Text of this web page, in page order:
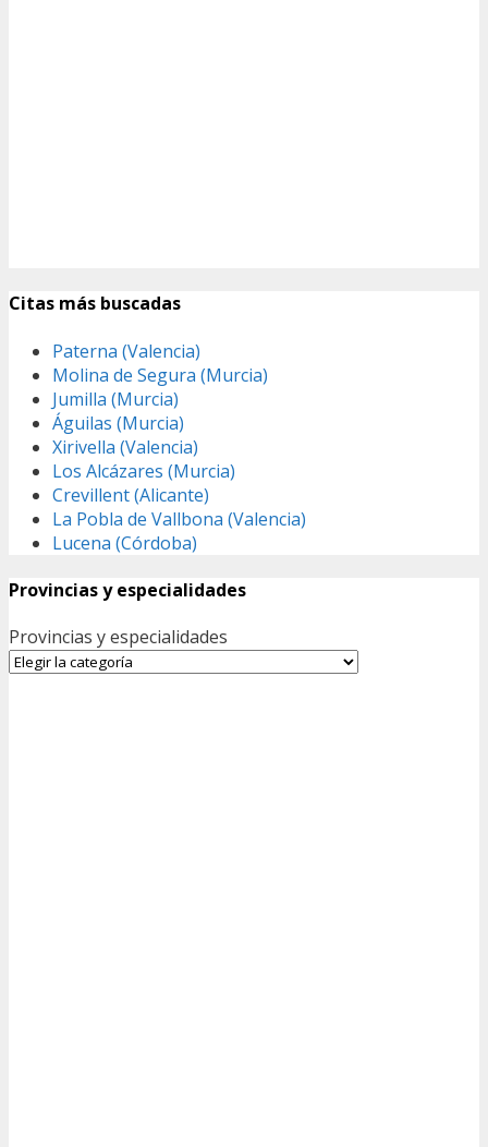
Citas más buscadas
Paterna (Valencia)
Molina de Segura (Murcia)
Jumilla (Murcia)
Águilas (Murcia)
Xirivella (Valencia)
Los Alcázares (Murcia)
Crevillent (Alicante)
La Pobla de Vallbona (Valencia)
Lucena (Córdoba)
Provincias y especialidades
Provincias y especialidades